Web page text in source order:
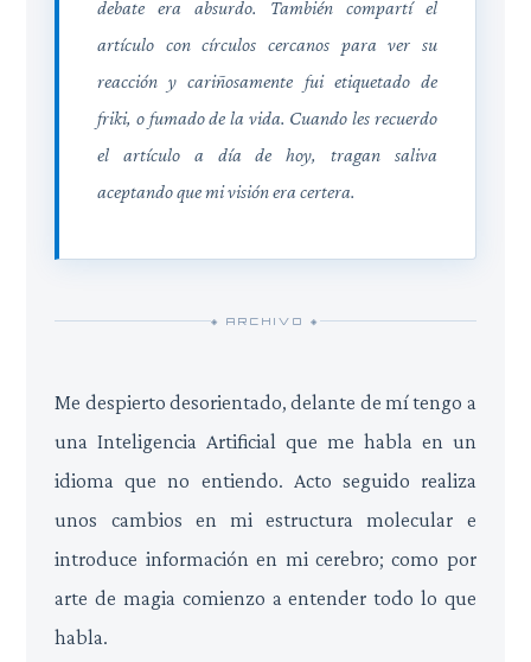
debate era absurdo. También compartí el
artículo con círculos cercanos para ver su
reacción y cariñosamente fui etiquetado de
friki, o fumado de la vida. Cuando les recuerdo
el artículo a día de hoy, tragan saliva
aceptando que mi visión era certera.
◈ ARCHIVO ◈
Me despierto desorientado, delante de mí tengo a
una Inteligencia Artificial que me habla en un
idioma que no entiendo. Acto seguido realiza
unos cambios en mi estructura molecular e
introduce información en mi cerebro; como por
arte de magia comienzo a entender todo lo que
habla.